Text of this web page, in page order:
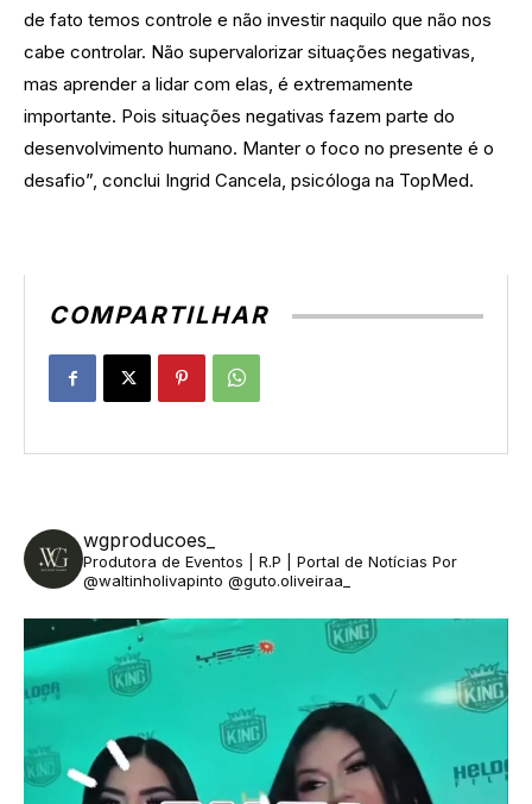
de fato temos controle e não investir naquilo que não nos
cabe controlar. Não supervalorizar situações negativas,
mas aprender a lidar com elas, é extremamente
importante. Pois situações negativas fazem parte do
desenvolvimento humano. Manter o foco no presente é o
desafio”, conclui Ingrid Cancela, psicóloga na TopMed.
COMPARTILHAR
wgproducoes_
Produtora de Eventos | R.P | Portal de Notícias Por
@waltinholivapinto @guto.oliveiraa_